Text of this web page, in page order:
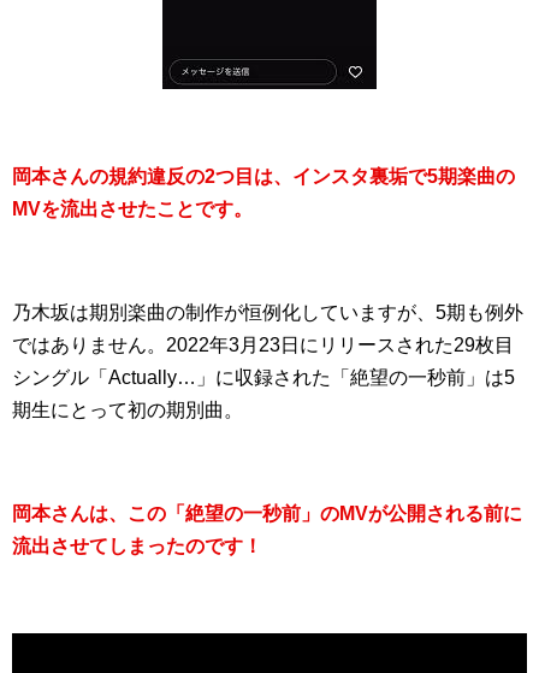
岡本さんの規約違反の2つ目は、インスタ裏垢で5期楽曲の
MVを流出させたことです。
乃木坂は期別楽曲の制作が恒例化していますが、5期も例外
ではありません。2022年3月23日にリリースされた29枚目
シングル「Actually…」に収録された「絶望の一秒前」は5
期生にとって初の期別曲。
岡本さんは、この「絶望の一秒前」のMVが公開される前に
流出させてしまったのです！